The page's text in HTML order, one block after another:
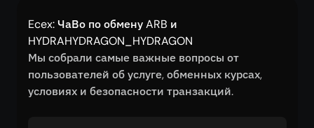
Ecex: ЧаВо по обмену ARB и
HYDRAHYDRAGON_HYDRAGON
Мы собрали самые важные вопросы от
пользователей об услуге, обменных курсах,
условиях и безопасности транзакций.